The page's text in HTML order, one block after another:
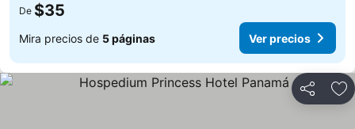
De $35
Mira precios de 5 páginas Ver precios
Compartir